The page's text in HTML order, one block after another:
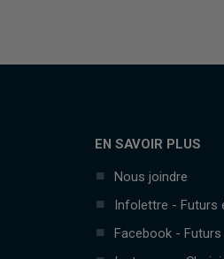
EN SAVOIR PLUS
Nous joindre
Infolettre - Futurs
Facebook -